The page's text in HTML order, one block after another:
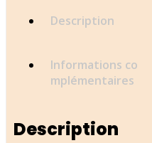
Description
Informations co
mplémentaires
Description